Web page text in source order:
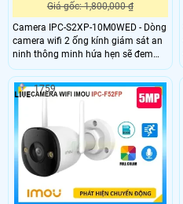
Giá gốc: 1,800,000 ₫
Camera IPC-S2XP-10M0WED - Dòng
camera wifi 2 ống kính giám sát an
ninh thông minh hứa hẹn sẽ đem
đến cho bạn có được trải nghiệm
thật tuyệt vời. Giúp ghi lại hình ảnh
sắc nét với độ phân giải lên đến
10MP, ngoài ra còn được tích hợp
các chức năng công nghệ hỗ trợ cho
việc giám sát đảm bảo an toàn một
cách hiệu quả nhất
1759